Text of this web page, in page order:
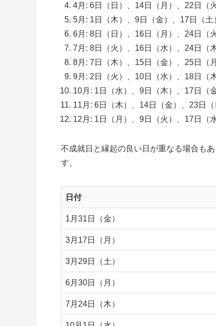
4月: 6日（日）、14日（月）、22日（火
5月: 1日（木）、9日（金）、17日（土
6月: 8日（日）、16日（月）、24日（
7月: 8日（火）、16日（水）、24日（
8月: 7日（木）、15日（金）、25日（月
9月: 2日（火）、10日（水）、18日（
10月: 1日（水）、9日（木）、17日（
11月: 6日（木）、14日（金）、23日（
12月: 1日（月）、9日（火）、17日（
不成就日と縁起の良い日が重なる場合も
す。
日付
1月31日（金）
3月17日（月）
3月29日（土）
6月30日（月）
7月24日（木）